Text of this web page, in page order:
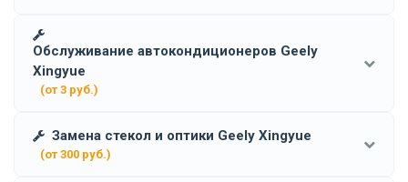
Обслуживание автокондиционеров Geely
Xingyue
(от 3 руб.)
Замена стекол и оптики Geely Xingyue
(от 300 руб.)